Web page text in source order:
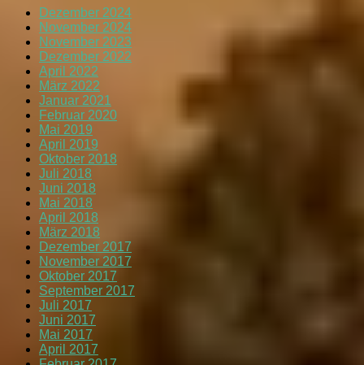
Dezember 2024
November 2024
November 2023
Dezember 2022
April 2022
März 2022
Januar 2021
Februar 2020
Mai 2019
April 2019
Oktober 2018
Juli 2018
Juni 2018
Mai 2018
April 2018
März 2018
Dezember 2017
November 2017
Oktober 2017
September 2017
Juli 2017
Juni 2017
Mai 2017
April 2017